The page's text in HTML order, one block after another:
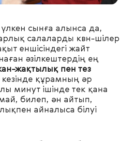
сынға алынса да,
салаларды квн-шілер
еншісіндегі жайт
әзілкештердің ең
жақтылық пен тез
құрамның әр
минут ішінде тек қана
билеп, ән айтып,
айналыса білуі